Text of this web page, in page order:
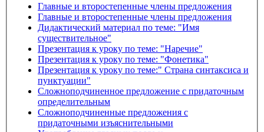
Главные и второстепенные члены предложения
Главные и второстепенные члены предложения
Дидактический материал по теме: "Имя
существительное"
Презентация к уроку по теме: "Наречие"
Презентация к уроку по теме: "Фонетика"
Презентация к уроку по теме:" Страна синтаксиса и
пунктуации"
Сложноподчиненное предложение с придаточным
определительным
Сложноподчиненные предложения с
придаточными изъяснительными